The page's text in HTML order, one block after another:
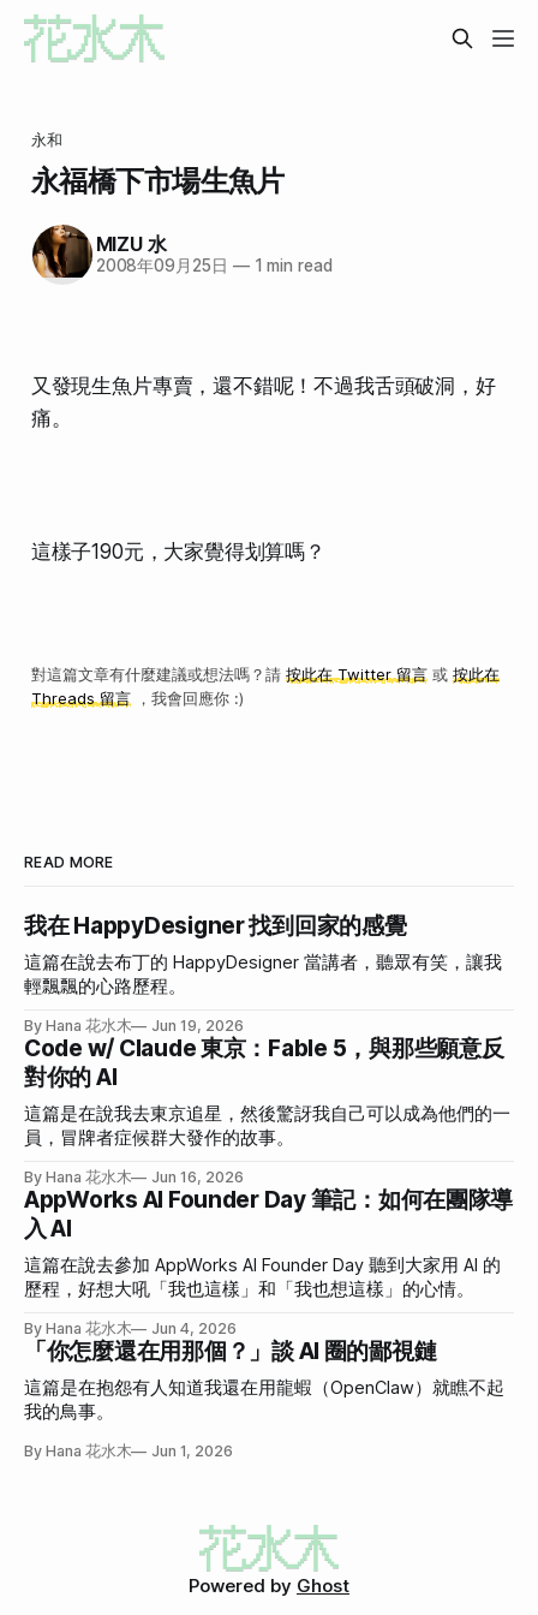
永和
永福橋下市場生魚片
MIZU 水
2008年09月25日 —1 min read
又發現生魚片專賣，還不錯呢！不過我舌頭破洞，好
痛。
這樣子190元，大家覺得划算嗎？
對這篇文章有什麼建議或想法嗎？請 按此在 Twitter 留言或 按此在
Threads 留言，我會回應你 :)
READ MORE
我在 HappyDesigner 找到回家的感覺
這篇在說去布丁的 HappyDesigner 當講者，聽眾有笑，讓我
輕飄飄的心路歷程。
By Hana 花水木 Jun 19, 2026
Code w/ Claude 東京：Fable 5，與那些願意反
對你的 AI
這篇是在說我去東京追星，然後驚訝我自己可以成為他們的一
員，冒牌者症候群大發作的故事。
By Hana 花水木 Jun 16, 2026
AppWorks AI Founder Day 筆記：如何在團隊導
入 AI
這篇在說去參加 AppWorks AI Founder Day 聽到大家用 AI 的
歷程，好想大吼「我也這樣」和「我也想這樣」的心情。
By Hana 花水木 Jun 4, 2026
「你怎麼還在用那個？」談 AI 圈的鄙視鏈
這篇是在抱怨有人知道我還在用龍蝦（OpenClaw）就瞧不起
我的鳥事。
By Hana 花水木 Jun 1, 2026
Powered by Ghost